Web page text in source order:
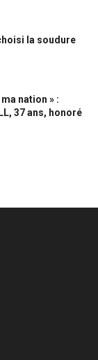
la soudure
nation » :
37 ans, honoré